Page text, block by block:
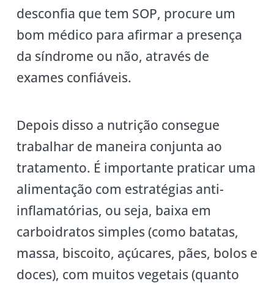
desconfia que tem SOP, procure um
bom médico para afirmar a presença
da síndrome ou não, através de
exames confiáveis.
Depois disso a nutrição consegue
trabalhar de maneira conjunta ao
tratamento. É importante praticar uma
alimentação com estratégias anti-
inflamatórias, ou seja, baixa em
carboidratos simples (como batatas,
massa, biscoito, açúcares, pães, bolos e
doces), com muitos vegetais (quanto